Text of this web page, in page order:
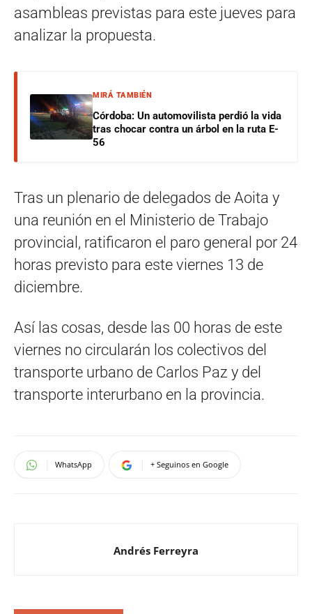
asambleas previstas para este jueves para
analizar la propuesta.
MIRÁ TAMBIÉN
Córdoba: Un automovilista perdió la vida
tras chocar contra un árbol en la ruta E-
56
Tras un plenario de delegados de Aoita y
una reunión en el Ministerio de Trabajo
provincial, ratificaron el paro general por 24
horas previsto para este viernes 13 de
diciembre.
Así las cosas, desde las 00 horas de este
viernes no circularán los colectivos del
transporte urbano de Carlos Paz y del
transporte interurbano en la provincia.
WhatsApp + Seguinos en Google
Andrés Ferreyra